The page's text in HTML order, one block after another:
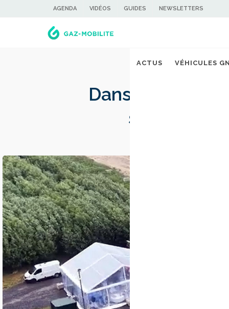
AGENDA VIDÉOS GUIDES NEWSLETTERS
ACTUS VÉHICULES
Dans les
sont